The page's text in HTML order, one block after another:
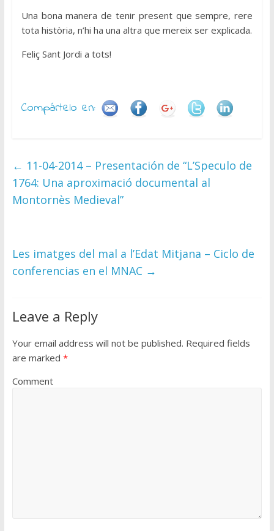
Una bona manera de tenir present que sempre, rere
tota història, n’hi ha una altra que mereix ser explicada.
Feliç Sant Jordi a tots!
Compártelo en:
← 11-04-2014 – Presentación de “L’Speculo de
1764: Una aproximació documental al
Montornès Medieval”
Les imatges del mal a l’Edat Mitjana – Ciclo de
conferencias en el MNAC →
Leave a Reply
Your email address will not be published. Required fields
are marked *
Comment